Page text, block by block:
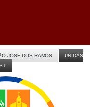
JOSÉ DOS RAMOS
UNIDAS